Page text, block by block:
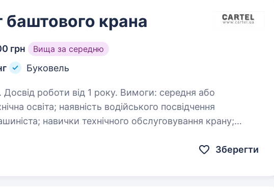
крана
грн Вища за середню
Буковель
від 1 року. Вимоги: середня або
водійського посвідчення
крану;
Зберегти